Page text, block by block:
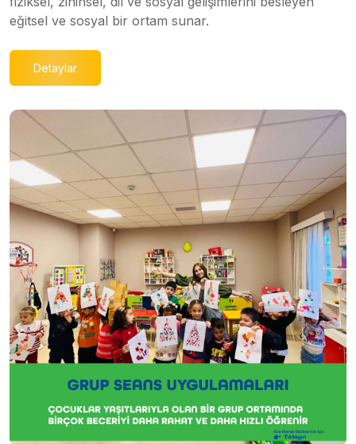
eğitsel ve sosyal bir ortam sunar.
Detaylar